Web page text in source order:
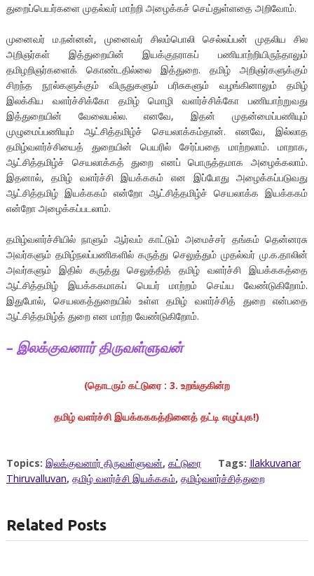
துறைப்பெயர்களை முதல்வர் மாற்றி அழைக்கச் செய்துள்ளதை அறிவோம்.
முனைவர் ம.நன்னன், முனைவர் சிலம்பொலி செல்லப்பன் முதலிய சில
அறிஞர்கள் இத்துறையின் இயக்குநராகப் பணியாற்றியிருந்தாலும்
தமிழறிஞர்களைக் கொண்டதில்லை இத்துறை. தமிழ் அறிஞர்களுக்கும்
சிறந்த நூல்களுக்கும் விருதுகளும் பரிசுகளும் வழங்கினாலும் தமிழ்
இலக்கிய வளர்ச்சிக்கோ தமிழ் மொழி வளர்ச்சிக்கோ பணியாற்றுவது
இத்துறையின் வேலையல்ல. எனவே, இதன் முதன்மைப்பணியும்
முழுமைப்பணியும் ஆட்சித்தமிழ்ச் செயலாக்கம்தான். எனவே, இல்லாத
தமிழ்வளர்ச்சியைத் துறையின் பெயரில் சேர்ப்பதை மாற்றலாம். மாறாக,
ஆட்சித்தமிழ்ச் செயலாக்கத் துறை எனப் பொருத்தமாக அழைக்கலாம்.
இதனால், தமிழ் வளர்ச்சி இயக்ககம் என இப்போது அழைக்கப்படுவது
ஆட்சித்தமிழ் இயக்ககம் என்றோ ஆட்சித்தமிழ்ச் செயலாக்க இயக்ககம்
என்றோ அழைக்கப்படலாம்.
தமிழ்வளர்ச்சியில் நாளும் ஆர்வம் காட்டும் அமைச்சர் தங்கம் தென்னரசு
அவர்களும் தமிழ்நலப்பணிகளில் கருத்து செலுத்தும் முதல்வர் மு.க.தாலின்
அவர்களும் இதில் கருத்து செலுத்தித் தமிழ் வளர்ச்சி இயக்ககத்தை
ஆட்சித்தமிழ் இயக்ககமாகப் பெயர் மாற்றம் செய்ய வேண்டுகிறோம்.
இதுபோல், செயலகத்துறையில் உள்ள தமிழ் வளர்ச்சித் துறை என்பதை
ஆட்சித்தமிழ்த் துறை என மாற்ற வேண்டுகிறோம்.
– இலக்குவனார் திருவள்ளுவன்
(தொடரும் கட்டுரை : 3. உறங்குகின்ற
தமிழ் வளர்ச்சி இயக்கககத்தினைத் தட்டி எழுப்புக!)
Topics: இலக்குவனார் திருவள்ளுவன், கட்டுரை Tags: Ilakkuvanar
Thiruvalluvan, தமிழ் வளர்ச்சி இயக்ககம், தமிழ்வளர்ச்சித்துறை
Related Posts